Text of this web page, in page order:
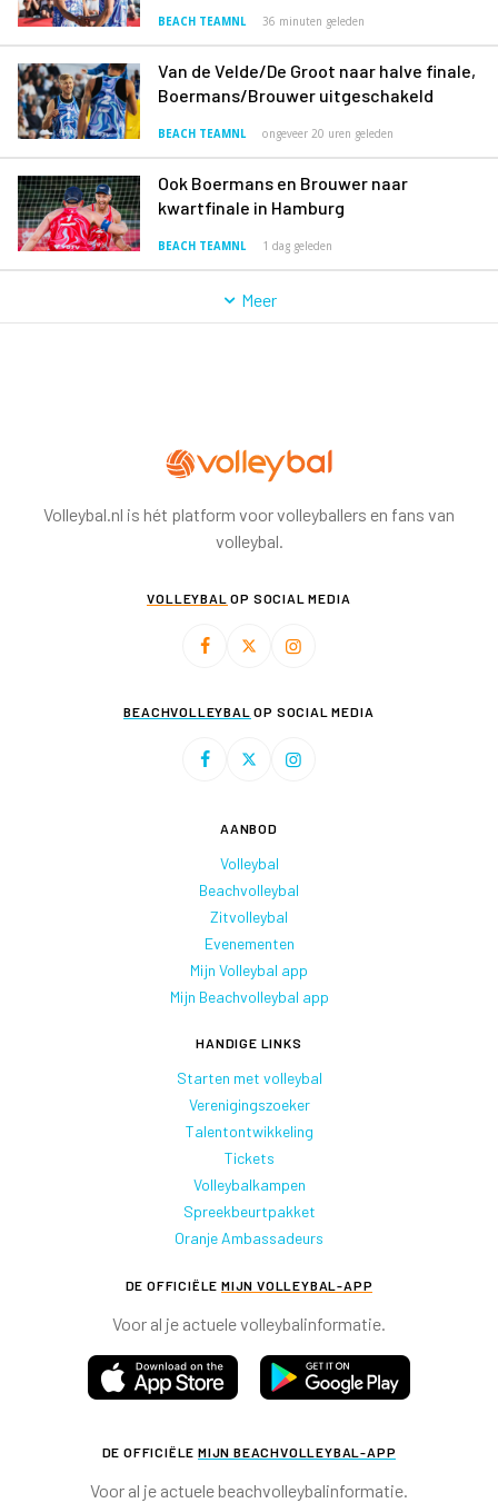
BEACH TEAMNL 36 minuten geleden
Van de Velde/De Groot naar halve finale,
Boermans/Brouwer uitgeschakeld
BEACH TEAMNL ongeveer 20 uren geleden
Ook Boermans en Brouwer naar
kwartfinale in Hamburg
BEACH TEAMNL 1 dag geleden
Meer
Volleybal.nl is hét platform voor volleyballers en fans van
volleybal.
VOLLEYBAL OP SOCIAL MEDIA
BEACHVOLLEYBAL OP SOCIAL MEDIA
AANBOD
Volleybal
Beachvolleybal
Zitvolleybal
Evenementen
Mijn Volleybal app
Mijn Beachvolleybal app
HANDIGE LINKS
Starten met volleybal
Verenigingszoeker
Talentontwikkeling
Tickets
Volleybalkampen
Spreekbeurtpakket
Oranje Ambassadeurs
DE OFFICIËLE MIJN VOLLEYBAL-APP
Voor al je actuele volleybalinformatie.
DE OFFICIËLE MIJN BEACHVOLLEYBAL-APP
Voor al je actuele beachvolleybalinformatie.